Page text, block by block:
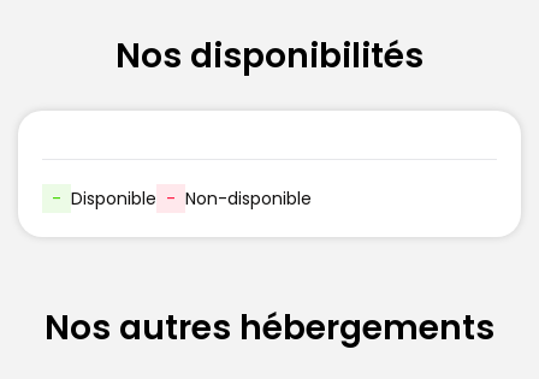
Nos disponibilités
- Disponible - Non-disponible
Nos autres hébergements